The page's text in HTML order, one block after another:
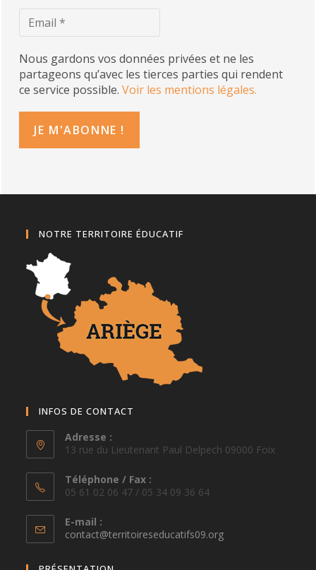
Nous gardons vos données privées et ne les
partageons qu’avec les tierces parties qui rendent
ce service possible.Voir les mentions légales.
NOTRE TERRITOIRE ÉDUCATIF
INFOS DE CONTACT
Adresse :
13 rue du Lieutenant Paul Delpech 09000 Foix
Téléphone / Fax :
05 61 02 06 47 / 05 34 09 36 64
E-mail :
contact@territoireseducatifs09.orgS’ouvre